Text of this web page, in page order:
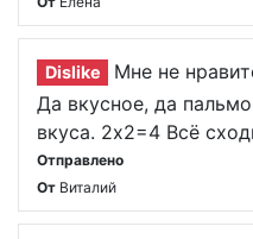
Dislike
Мне не
Да вкусное, да
вкуса. 2х2=4 Всё
Отправлено
От Виталий